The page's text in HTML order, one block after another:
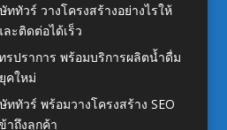
ทัวร์ วางโครงสร้างอย่างไรให้
ะติดต่อได้เร็ว
ปราการ พร้อมบริการผลิตน้ำดื่ม
คใหม่
ทัวร์ พร้อมวางโครงสร้าง SEO
าถึงลูกค้า